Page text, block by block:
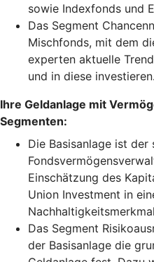
sowie Indexfonds und
Das Segment
Mischfonds, mit dem
experten aktuelle
und in diese investieren.
Ihre Geldanlage mit
Segmenten:
Die Basisanlage ist
Einschätzung des
Union Investment in
Das Segment
der Basisanlage die